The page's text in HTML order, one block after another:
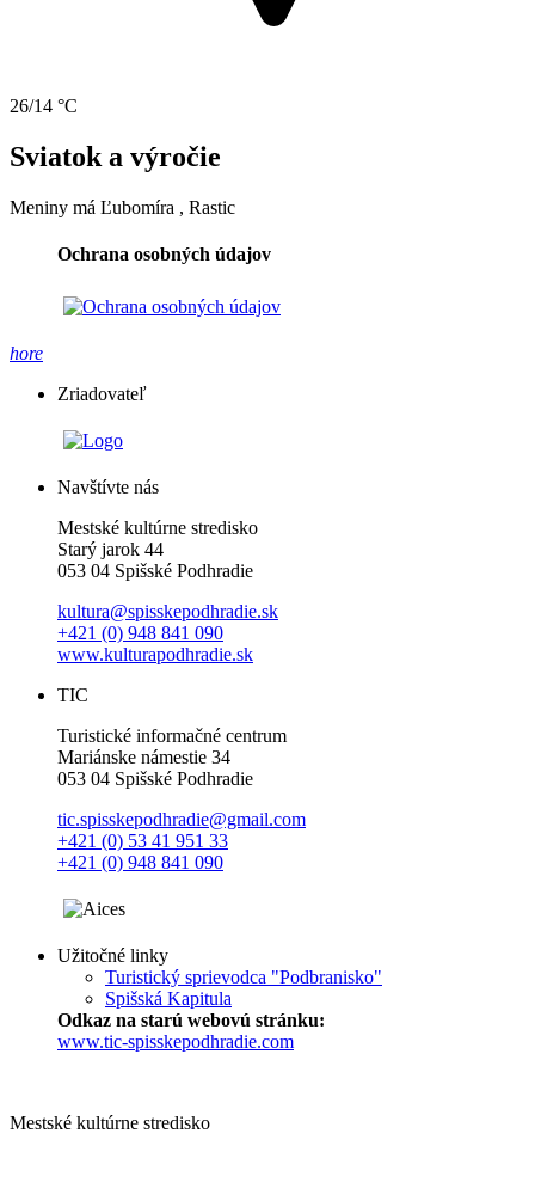
26/14 °C
Sviatok a výročie
Meniny má Ľubomíra , Rastic
Ochrana osobných údajov
hore
Zriadovateľ
Navštívte nás
Mestské kultúrne stredisko
Starý jarok 44
053 04 Spišské Podhradie
kultura@spisskepodhradie.sk
+421 (0) 948 841 090
www.kulturapodhradie.sk
TIC
Turistické informačné centrum
Mariánske námestie 34
053 04 Spišské Podhradie
tic.spisskepodhradie@gmail.com
+421 (0) 53 41 951 33
+421 (0) 948 841 090
Užitočné linky
Turistický sprievodca "Podbranisko"
Spišská Kapitula
Odkaz na starú webovú stránku:
www.tic-spisskepodhradie.com
Mestské kultúrne stredisko